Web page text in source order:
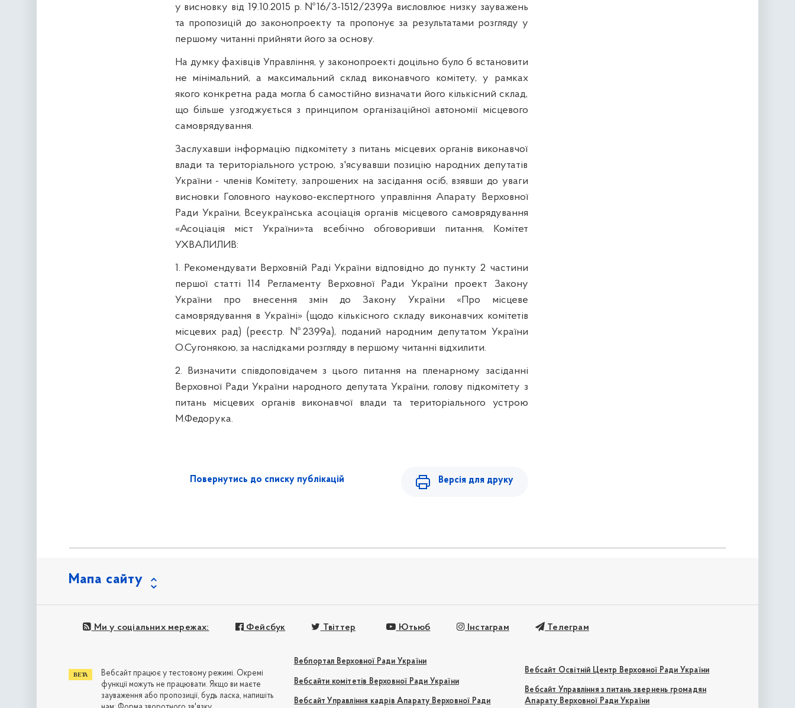
у висновку від 19.10.2015 р. №16/3-1512/2399а висловлює низку зауважень
та пропозицій до законопроекту та пропонує за результатами розгляду у
першому читанні прийняти його за основу.
На думку фахівців Управління, у законопроекті доцільно було б встановити
не мінімальний, а максимальний склад виконавчого комітету, у рамках
якого конкретна рада могла б самостійно визначати його кількісний склад,
що більше узгоджується з принципом організаційної автономії місцевого
самоврядування.
Заслухавши інформацію підкомітету з питань місцевих органів виконавчої
влади та територіального устрою, з'ясувавши позицію народних депутатів
України - членів Комітету, запрошених на засідання осіб, взявши до уваги
висновки Головного науково-експертного управління Апарату Верховної
Ради України, Всеукраїнська асоціація органів місцевого самоврядування
«Асоціація міст України»та всебічно обговоривши питання, Комітет
УХВАЛИЛИВ:
1. Рекомендувати Верховній Раді України відповідно до пункту 2 частини
першої статті 114 Регламенту Верховної Ради України проект Закону
України про внесення змін до Закону України «Про місцеве
самоврядування в Україні» (щодо кількісного складу виконавчих комітетів
місцевих рад) (реєстр. №2399а), поданий народним депутатом України
О.Сугонякою, за наслідками розгляду в першому читанні відхилити.
2. Визначити співдоповідачем з цього питання на пленарному засіданні
Верховної Ради України народного депутата України, голову підкомітету з
питань місцевих органів виконавчої влади та територіального устрою
М.Федорука.
Повернутись до списку публікацій Версія для друку
Мапа сайту
Ми у соціальних мережах: Фейсбук Твіттер Ютьюб Інстаграм Телеграм
Вебпортал Верховної Ради України
Вебсайти комітетів Верховної Ради України
Вебсайт Управління кадрів Апарату Верховної Ради
Вебсайт Освітній Центр Верховної Ради України
Вебсайт Управління з питань звернень громадян
Апарату Верховної Ради України
Вебсайт працює у тестовому режимі. Окремі
функції можуть не працювати. Якщо ви маєте
зауваження або пропозиції, будь ласка, напишіть